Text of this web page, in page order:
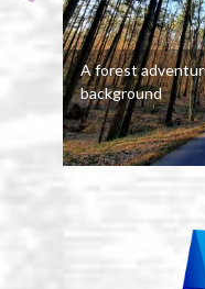
A forest
background